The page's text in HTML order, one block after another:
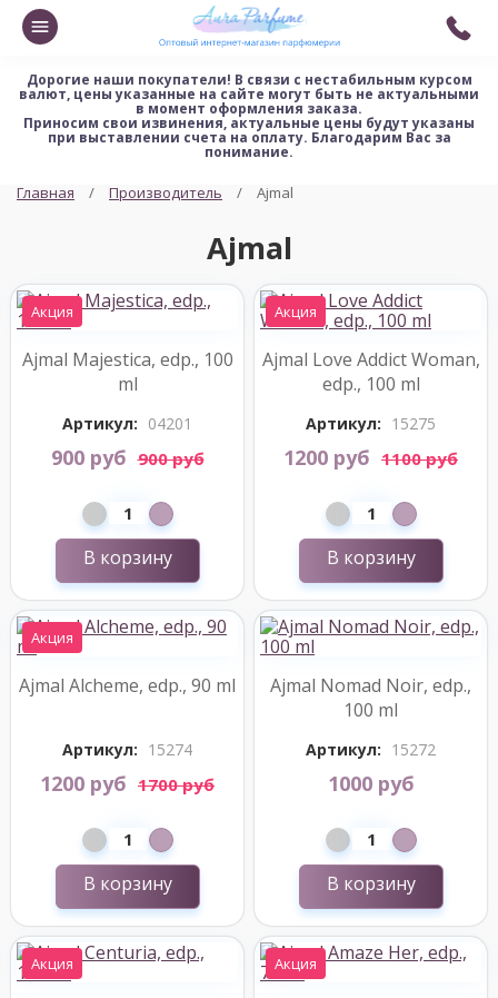
Дорогие наши покупатели! В связи с нестабильным курсом
валют, цены указанные на сайте могут быть не актуальными
в момент оформления заказа.
Приносим свои извинения, актуальные цены будут указаны
при выставлении счета на оплату. Благодарим Вас за
понимание.
Главная Производитель Ajmal
Ajmal
Акция
Ajmal Majestica, edp., 100
ml
Артикул: 04201
900 руб 900 руб
В корзину
Акция
Ajmal Love Addict Woman,
edp., 100 ml
Артикул: 15275
1200 руб 1100 руб
В корзину
Акция
Ajmal Alcheme, edp., 90 ml
Артикул: 15274
1200 руб 1700 руб
В корзину
Ajmal Nomad Noir, edp.,
100 ml
Артикул: 15272
1000 руб
В корзину
Акция Акция